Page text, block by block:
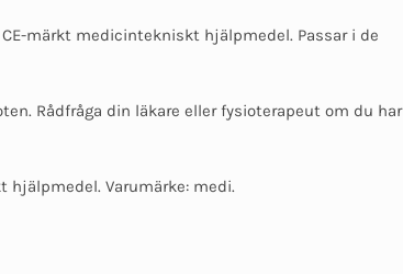
märkt medicintekniskt hjälpmedel. Passar i de
Rådfråga din läkare eller fysioterapeut om du har
Varumärke: medi.